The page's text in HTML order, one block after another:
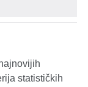
statističkih